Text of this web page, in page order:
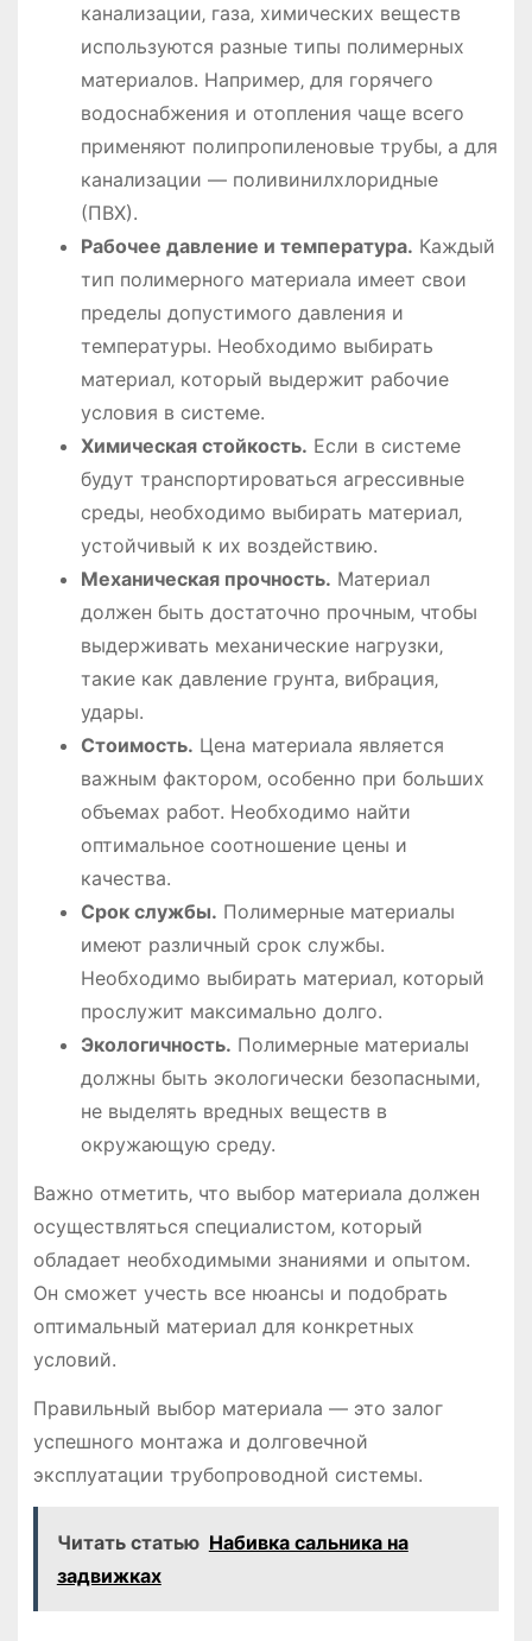
канализации‚ газа‚ химических веществ
используются разные типы полимерных
материалов. Например‚ для горячего
водоснабжения и отопления чаще всего
применяют полипропиленовые трубы‚ а для
канализации ― поливинилхлоридные
(ПВХ).
Рабочее давление и температура. Каждый
тип полимерного материала имеет свои
пределы допустимого давления и
температуры. Необходимо выбирать
материал‚ который выдержит рабочие
условия в системе.
Химическая стойкость. Если в системе
будут транспортироваться агрессивные
среды‚ необходимо выбирать материал‚
устойчивый к их воздействию.
Механическая прочность. Материал
должен быть достаточно прочным‚ чтобы
выдерживать механические нагрузки‚
такие как давление грунта‚ вибрация‚
удары.
Стоимость. Цена материала является
важным фактором‚ особенно при больших
объемах работ. Необходимо найти
оптимальное соотношение цены и
качества.
Срок службы. Полимерные материалы
имеют различный срок службы.
Необходимо выбирать материал‚ который
прослужит максимально долго.
Экологичность. Полимерные материалы
должны быть экологически безопасными‚
не выделять вредных веществ в
окружающую среду.
Важно отметить‚ что выбор материала должен
осуществляться специалистом‚ который
обладает необходимыми знаниями и опытом.
Он сможет учесть все нюансы и подобрать
оптимальный материал для конкретных
условий.
Правильный выбор материала ― это залог
успешного монтажа и долговечной
эксплуатации трубопроводной системы.
Читать статью Набивка сальника на
задвижках